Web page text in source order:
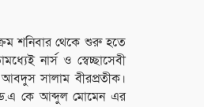
শনিবার থেকে শুরু হতে
নার্স ও স্বেচ্ছাসেবী
আবদুস সালাম বীরপ্রতীক।
ড.এ কে আব্দুল মোমেন এর